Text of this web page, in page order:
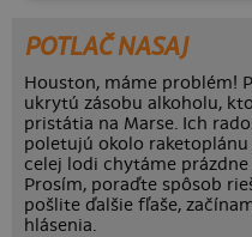
POTLAČ NASAJ
Houston, máme problém!
ukrytú zásobu alkoholu,
pristátia na Marse. Ich
poletujú okolo raketoplánu
celej lodi chytáme
Prosím, poraďte spôsob
pošlite ďalšie fľaše,
hlásenia.